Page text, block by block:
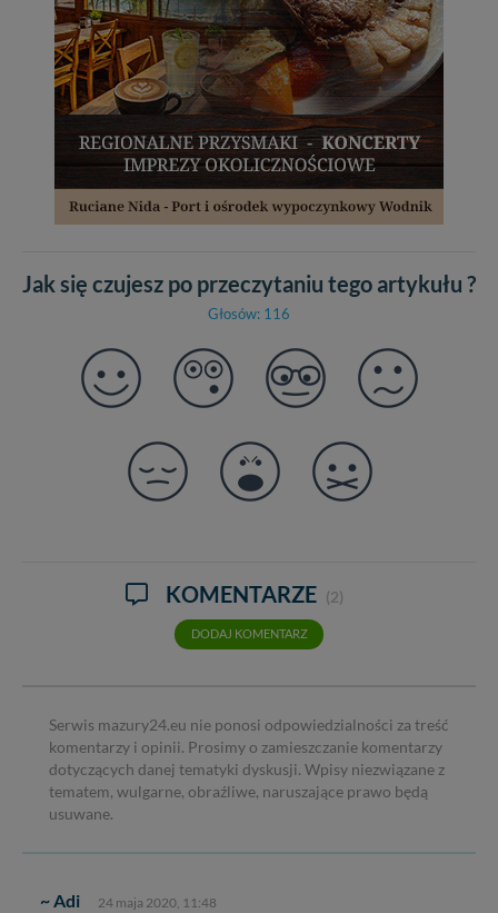
Jak się czujesz po przeczytaniu tego artykułu ?
Głosów: 116
KOMENTARZE (2)
DODAJ KOMENTARZ
Serwis mazury24.eu nie ponosi odpowiedzialności za treść
komentarzy i opinii. Prosimy o zamieszczanie komentarzy
dotyczących danej tematyki dyskusji. Wpisy niezwiązane z
tematem, wulgarne, obraźliwe, naruszające prawo będą
usuwane.
~ Adi 24 maja 2020, 11:48